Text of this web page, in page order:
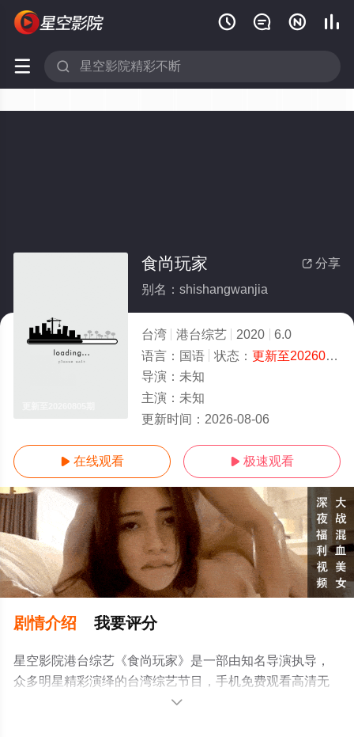
   
 
 分享
食尚玩家
别名：shishangwanjia
台湾 港台综艺 2020
6.0
语言： 国语 状态： 更新至20260805期
导演： 未知
主演： 未知
更新时间： 2026-08-06
 在线观看  极速观看
剧情介绍 我要评分
星空影院港台综艺《食尚玩家》是一部由知名导演执导，
众多明星精彩演绎的台湾综艺节目，手机免费观看高清无
删减完整版综艺节目就上星空电影网，更多相关信息可移
